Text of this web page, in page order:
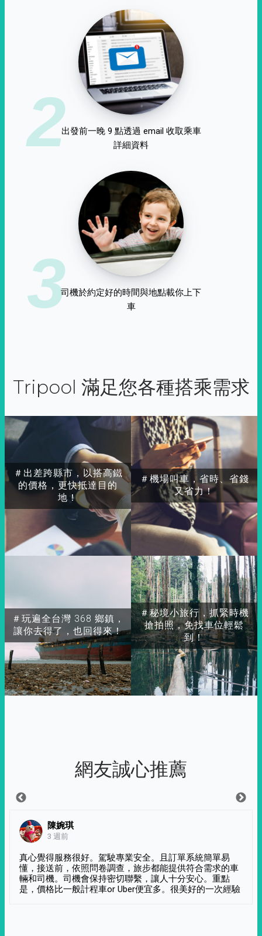
2出發前一晚 9 點透過 email 收取乘車
詳細資料
3司機於約定好的時間與地點載你上下
車
Tripool 滿足您各種搭乘需求
＃出差跨縣市，以搭高鐵
的價格，更快抵達目的
地！
＃玩遍全台灣 368 鄉鎮，
讓你去得了，也回得來！
＃秘境小旅行，抓緊時機
搶拍照，免找車位輕鬆
到！
＃機場叫車，省時、省錢
又省力！
網友誠心推薦
陳婉琪
3 週前
真心覺得服務很好。駕駛專業安全。且訂單系統簡單易
懂，接送前，依照問卷調查，旅步都能提供符合需求的車
輛和司機。司機會保持密切聯繫，讓人十分安心。重點
是，價格比一般計程車or Uber便宜多。很美好的一次經驗